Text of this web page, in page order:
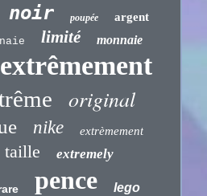
noir poupée argent
limité monnaie
extrêmement
original
nike extrèmement
taille extremely
pence lego